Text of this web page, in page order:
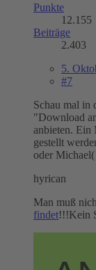
Punkte
12.155
Beiträge
2.403
5.
#7
Schau mal in
"Download
anbieten. Ein
gestellt
oder
hyrican
Man muß
findet!!!Kein